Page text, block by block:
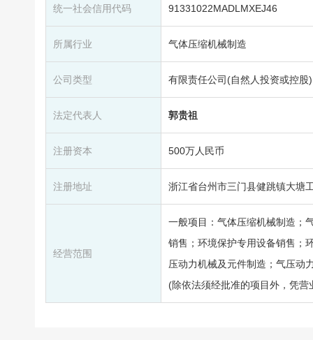
统一社会信用代码 91331022MADLMXEJ46
所属行业 气体压缩机械制造
公司类型 有限责任公司(自然人投资或控股)
法定代表人 郭贵祖
注册资本 500万人民币
注册地址 浙江省台州市三门县健跳镇大塘
经营范围
一般项目：气体压缩机械制造；
销售；环境保护专用设备销售；
压动力机械及元件制造；气压动
(除依法须经批准的项目外，凭